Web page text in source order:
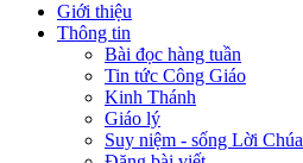
Giới thiệu
Thông tin
Bài đọc hàng tuần
Tin tức Công Giáo
Kinh Thánh
Giáo lý
Suy niệm - sống Lời Chúa